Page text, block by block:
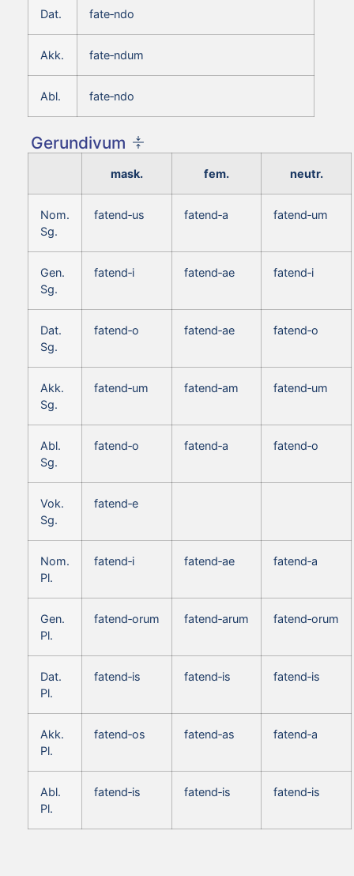
Dat. fate‑ndo
Akk. fate‑ndum
Abl. fate‑ndo
Gerundivum
mask. fem. neutr.
Nom.
Sg.
fatend‑us fatend‑a fatend‑um
Gen.
Sg.
fatend‑i fatend‑ae fatend‑i
Dat.
Sg.
fatend‑o fatend‑ae fatend‑o
Akk.
Sg.
fatend‑um fatend‑am fatend‑um
Abl.
Sg.
fatend‑o fatend‑a fatend‑o
Vok.
Sg.
fatend‑e
Nom.
Pl.
fatend‑i fatend‑ae fatend‑a
Gen.
Pl.
fatend‑orum fatend‑arum fatend‑orum
Dat.
Pl.
fatend‑is fatend‑is fatend‑is
Akk.
Pl.
fatend‑os fatend‑as fatend‑a
Abl.
Pl.
fatend‑is fatend‑is fatend‑is